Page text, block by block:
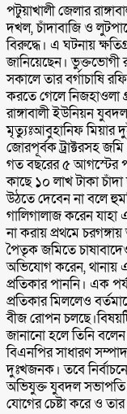
পটুয়াখালী জেলার
দখল, চাঁদাবাজি ও
বিরুদ্ধে। এ ঘটনায়
জানিয়েছেন। ভুক্তভোগী
সকালে তার বর্গাচাষি
করতে গেলে নিজহাওলা
রাঙ্গাবালী ইউনিয়ন
মৃত্যুঃআবুহানিফ মিয়ার
জোরপূর্বক ট্রাক্টরসহ
গত বছরের ৫ আগস্টের
কাছে ১০ লাখ টাকা
উঠতে দেবেন না বলে
গালিগালাজ করেন
না করায় প্রথমে
পৈতৃক জমিতে
অভিযোগ করেন, থানায়
প্রতিকার পাননি। এক
প্রতিকার মিললেও
বীজ রোপন
জানানো হলে তিনি
বিএনপির সাধারণ
দুঃখজনক। তবে
অভিযুক্ত যুবদল সভাপতি
যোগের চেষ্টা করে ও